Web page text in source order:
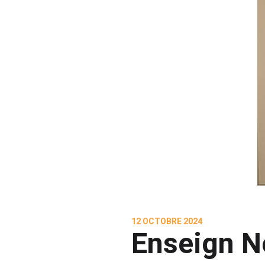
12 OCTOBRE 2024
Enseign